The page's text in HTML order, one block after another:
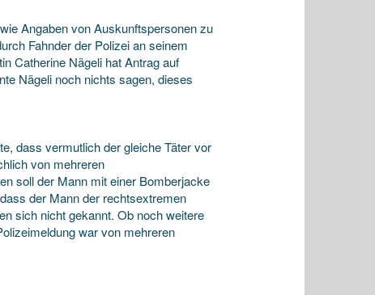
Angaben von Auskunftspersonen zu
Fahnder der Polizei an seinem
Catherine Nägeli hat Antrag auf
Nägeli noch nichts sagen, dieses
dass vermutlich der gleiche Täter vor
von mehreren
soll der Mann mit einer Bomberjacke
der Mann der rechtsextremen
sich nicht gekannt. Ob noch weitere
war von mehreren